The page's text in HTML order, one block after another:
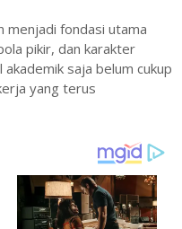
menjadi fondasi utama
pikir, dan karakter
saja belum cukup
yang terus